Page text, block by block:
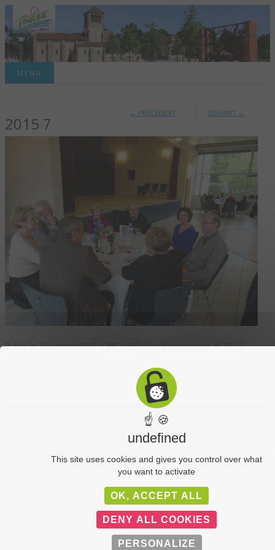
TOULON-SUR-
ALLIER – SITE
OFFICIEL DE LA
COMMUNE
MENU
2015 7
← PRÉCÉDENT SUIVANT →
Publié le20 octobre 2015à480 × 360dansPrésentation du CCAS.
Administration
C-Toucom web
☝ 🍪
undefined
This site uses cookies and gives you control over what
you want to activate
OK, ACCEPT ALL
DENY ALL COOKIES
PERSONALIZE